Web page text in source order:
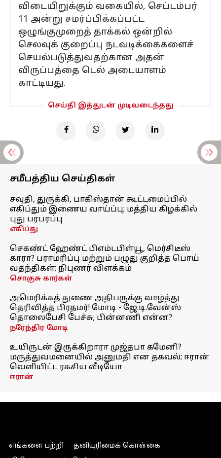
விடையிறுக்கும் வகையில், செப்டம்பர்
11 அன்று சமர்ப்பிக்கப்பட்ட
ஒழுங்குமுறைத் தாக்கல் ஒன்றில்
செலவுக் குறைப்பு நடவடிக்கைகளைச்
செயல்படுத்துவதற்கான அதன்
விருப்பத்தை டெல் அடையாளம்
காட்டியது.
செய்தி இத்துடன் முடிவடைந்தது
சமீபத்திய செய்திகள்
சவுதி, துருக்கி, பாகிஸ்தான் கூட்டமைப்பில்
எகிப்தும் இணைய வாய்ப்பு; மத்திய கிழக்கில்
புது பரபரப்பு
எகிப்து
செகண்ட் ஹேண்ட் பிஎம்டபிள்யூ, மெர்சிடீஸ்
காரா? பராமரிப்பு மற்றும் பழுது குறித்த பொய்
வதந்திகள்; நிபுணர் விளக்கம்
சொகுசு கார்கள்
அமெரிக்கத் துணை அதிபருக்கு வாழ்த்து
தெரிவித்த பிரதமர்! மோடி - ஜே.டி.வேன்ஸ்
தொலைபேசி பேச்சு; பின்னணி என்ன?
நரேந்திர மோடி
உயிருடன் இருக்கிறாரா முஜ்தபா கமேனி?
மருத்துவமனையில் அனுமதி என தகவல்; ஈரான்
வெளியிட்ட ரகசிய வீடியோ
ஈரான்
எங்களை பற்றி
தனியுரிமைக் கொள்கை